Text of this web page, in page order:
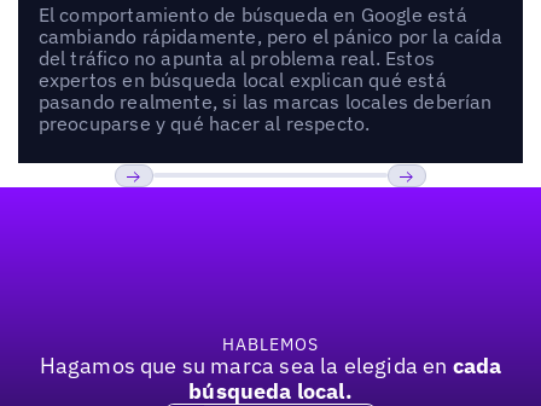
El comportamiento de búsqueda en Google está
cambiando rápidamente, pero el pánico por la caída
del tráfico no apunta al problema real. Estos
expertos en búsqueda local explican qué está
pasando realmente, si las marcas locales deberían
preocuparse y qué hacer al respecto.
HABLEMOS
Hagamos que su marca sea la elegida en cada
búsqueda local.